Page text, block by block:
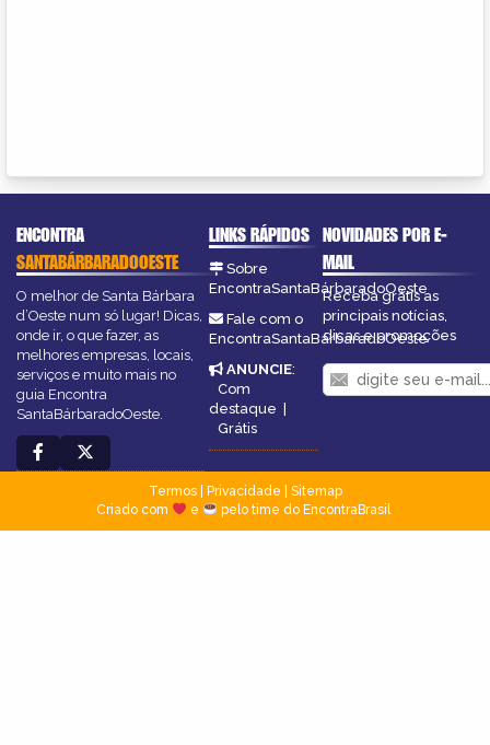
ENCONTRA
SANTABÁRBARADOOESTE
O melhor de Santa Bárbara
d’Oeste num só lugar! Dicas,
onde ir, o que fazer, as
melhores empresas, locais,
serviços e muito mais no
guia Encontra
SantaBárbaradoOeste.
LINKS RÁPIDOS
Sobre
EncontraSantaBárbaradoOeste
Fale com o
EncontraSantaBárbaradoOeste
ANUNCIE:
Com
destaque |
Grátis
NOVIDADES POR E-
MAIL
Receba grátis as
principais notícias,
dicas e promoções
Termos| Privacidade
Sitemap
Criado com
e pelo time do EncontraBrasil